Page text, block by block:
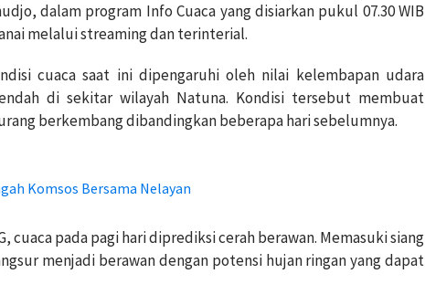
dalam program Info Cuaca yang disiarkan pukul 07.30 WIB
melalui streaming dan terinterial.
cuaca saat ini dipengaruhi oleh nilai kelembapan udara
di sekitar wilayah Natuna. Kondisi tersebut membuat
berkembang dibandingkan beberapa hari sebelumnya.
Komsos Bersama Nelayan
cuaca pada pagi hari diprediksi cerah berawan. Memasuki siang
menjadi berawan dengan potensi hujan ringan yang dapat